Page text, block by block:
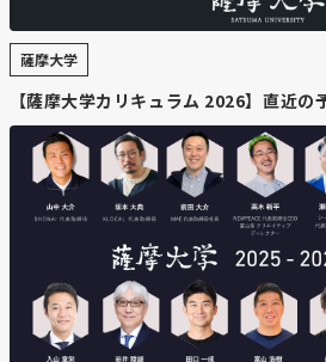
・道内大学との連携強化や研究体制
宝金氏は、北海道内の国立大学と
果を高めないと2040〜2050年の少
られない」と強調した。また研究
用、GX（グリーントランスフォー
導体など重点研究領域の強化を進
大学の不祥事対応強化と国への
文学研究院のハラスメントや理学
ては「現状の対応は不十分」とし
薩摩大学
【薩摩大学カリキュラム 2026】直近